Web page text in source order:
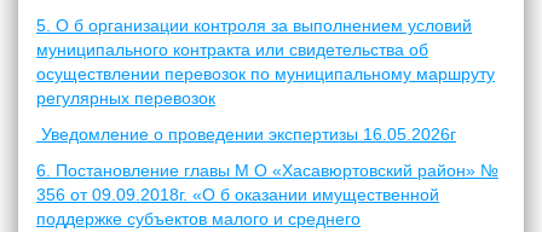
5. О б организации контроля за выполнением условий
муниципального контракта или свидетельства об
осуществлении перевозок по муниципальному маршруту
регулярных перевозок
Уведомление о проведении экспертизы 16.05.2026г
6. Постановление главы М О «Хасавюртовский район» №
356 от 09.09.2018г. «О б оказании имущественной
поддержке субъектов малого и среднего